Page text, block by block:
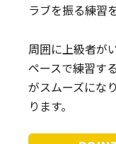
ラブを振る練習
周囲に上級者が
ペースで練習す
がスムーズにな
ります。